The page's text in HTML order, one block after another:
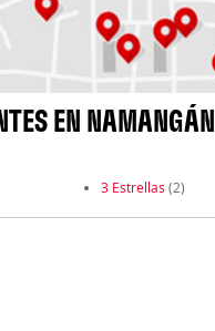
EN NAMANGÁN
3 Estrellas (2)